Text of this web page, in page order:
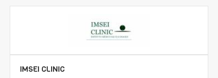
IMSEI CLINIC